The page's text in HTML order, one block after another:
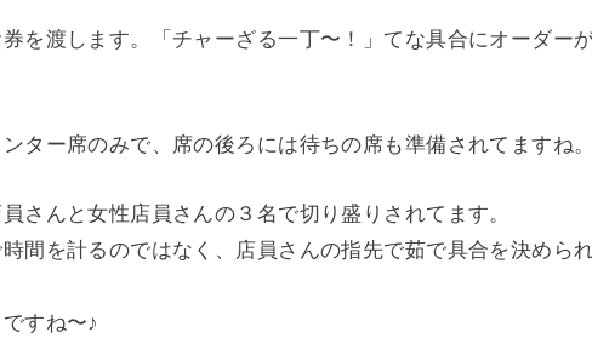
を渡します。「チャーざる一丁〜！」てな具合にオーダー
ター席のみで、席の後ろには待ちの席も準備されてますね。
さんと女性店員さんの３名で切り盛りされてます。
間を計るのではなく、店員さんの指先で茹で具合を決めら
すね〜♪